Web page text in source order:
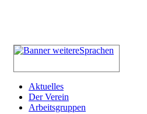
Aktuelles
Der Verein
Arbeitsgruppen